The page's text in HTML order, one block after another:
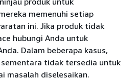
memenuhi setiap
ini. Jika produk tidak
hubungi Anda untuk
Dalam beberapa kasus,
tidak tersedia untuk
masalah diselesaikan.